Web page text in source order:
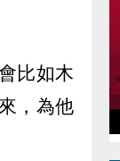
比如木
，為他